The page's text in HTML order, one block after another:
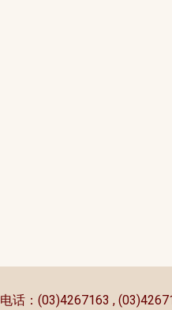
电话：(03)4267163 ,